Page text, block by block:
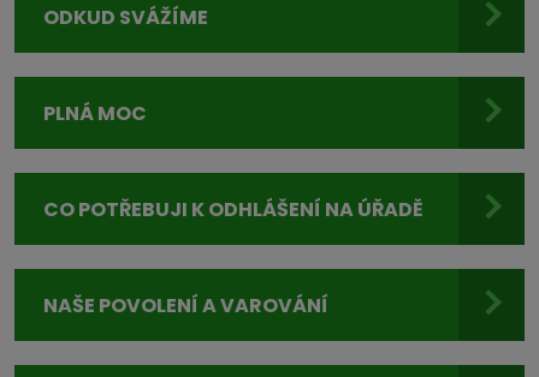
ODKUD SVÁŽÍME
PLNÁ MOC
CO POTŘEBUJI K ODHLÁŠENÍ NA ÚŘADĚ
NAŠE POVOLENÍ A VAROVÁNÍ